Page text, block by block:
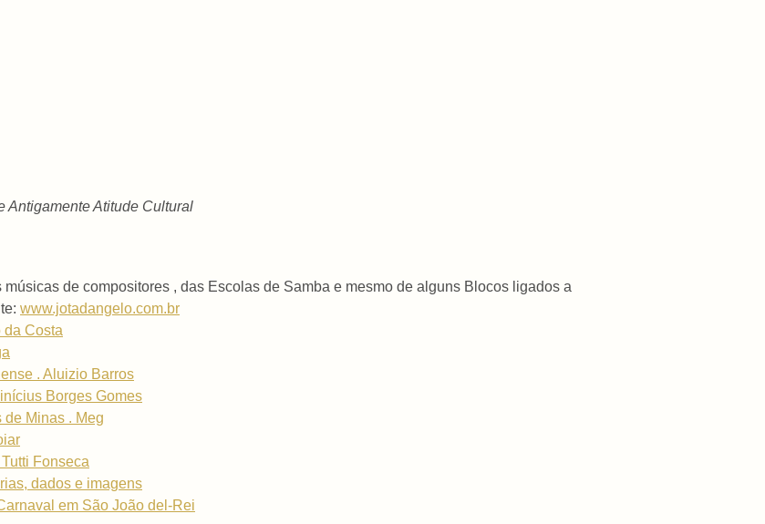
Antigamente Atitude Cultural
de compositores , das Escolas de Samba e mesmo de alguns Blocos ligados a
www.jotadangelo.com.br
da Costa
. Aluizio Barros
Borges Gomes
Minas . Meg
Fonseca
dados e imagens
em São João del-Rei